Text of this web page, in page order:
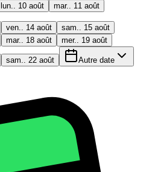
lun.. 10 août mar.. 11 août
ven.. 14 août
sam.. 15 août
mar.. 18 août mer.. 19 août
sam.. 22 août Autre date